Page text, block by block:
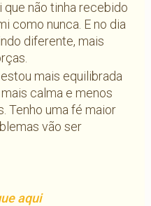
que não tinha recebido
como nunca. E no dia
diferente, mais
mais equilibrada
calma e menos
Tenho uma fé maior
vão ser
aqui